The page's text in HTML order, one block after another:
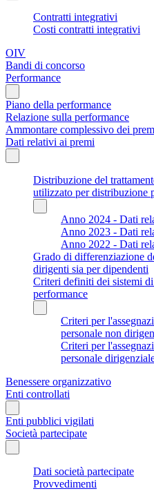
Contratti integrativi
Costi contratti integrativi
OIV
Bandi di concorso
Performance
Piano della performance
Relazione sulla performance
Ammontare complessivo dei
Dati relativi ai premi
Distribuzione del
utilizzato per distribuzione
Anno 2024 - Dati
Anno 2023 - Dati
Anno 2022 - Dati
Grado di differenziazione
dirigenti sia per dipendenti
Criteri definiti dei sistemi
performance
Criteri per
personale non
Criteri per
personale
Benessere organizzativo
Enti controllati
Enti pubblici vigilati
Società partecipate
Dati società partecipate
Provvedimenti